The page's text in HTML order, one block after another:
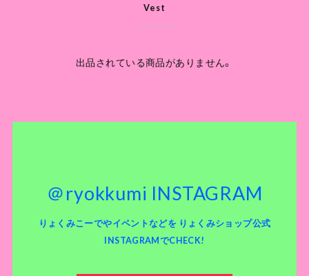
Vest
出品されている商品がありません。
＠ryokkumi INSTAGRAM
りょくみこーでやイベントなどを りょくみショップ公式
INSTAGRAMでCHECK!